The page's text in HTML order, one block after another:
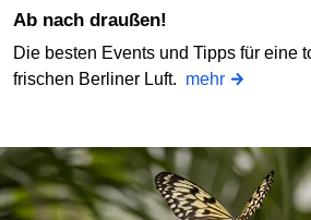
Ab nach draußen!
Die besten Events und Tipps für eine
frischen Berliner Luft. mehr